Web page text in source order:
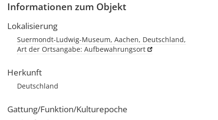
Informationen zum Objekt
Lokalisierung
Suermondt-Ludwig-Museum, Aachen, Deutschland,
Art der Ortsangabe: Aufbewahrungsort
Herkunft
Deutschland
Gattung/Funktion/Kulturepoche